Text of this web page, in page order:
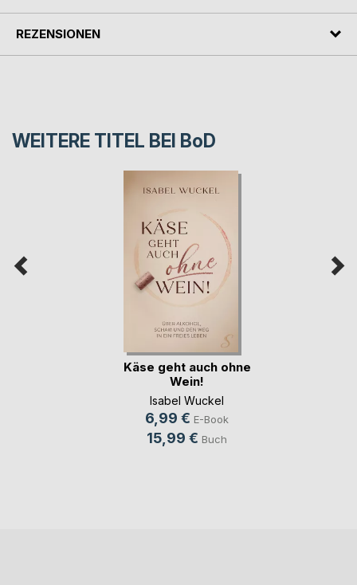
REZENSIONEN
WEITERE TITEL BEI BoD
Käse geht auch ohne
Wein!
Isabel Wuckel
6,99 € E-Book
15,99 € Buch